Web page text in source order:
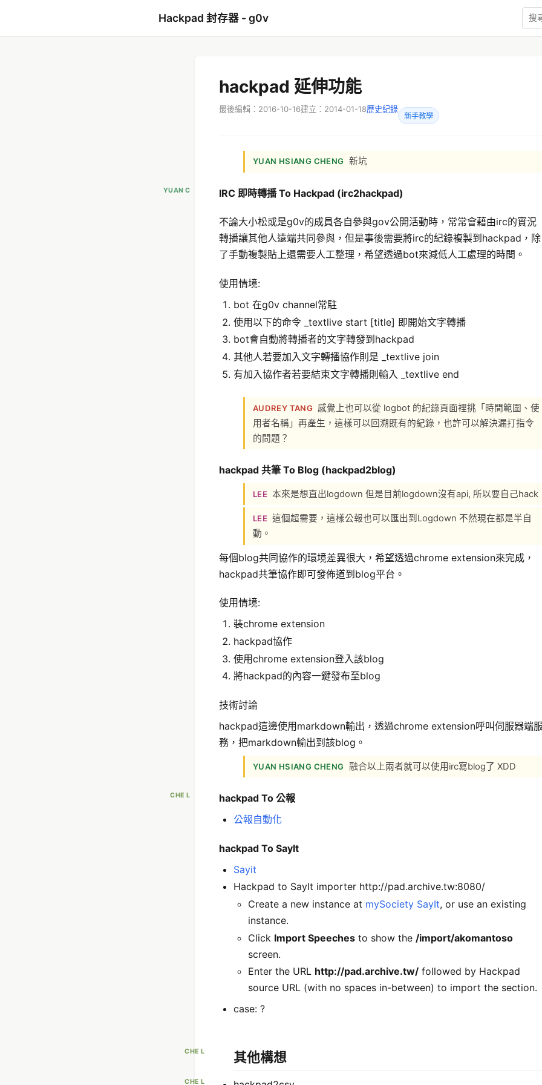
Hackpad 封存器 - g0v
hackpad 延伸功能
最後編輯：2016-10-16建立：2014-01-18歷史紀錄
新手教學
YUAN HSIANG CHENG 新坑
YUAN C IRC 即時轉播 To Hackpad (irc2hackpad)
不論大小松或是g0v的成員各自參與gov公開活動時，常常會藉由irc的實況
轉播讓其他人遠端共同參與，但是事後需要將irc的紀錄複製到hackpad，除
了手動複製貼上還需要人工整理，希望透過bot來減低人工處理的時間。
使用情境:
bot 在g0v channel常駐
使用以下的命令 _textlive start [title] 即開始文字轉播
bot會自動將轉播者的文字轉發到hackpad
其他人若要加入文字轉播協作則是 _textlive join
有加入協作者若要結束文字轉播則輸入 _textlive end
AUDREY TANG 感覺上也可以從 logbot 的紀錄頁面裡挑「時間範圍、使
用者名稱」再產生，這樣可以回溯既有的紀錄，也許可以解決漏打指令
的問題？
hackpad 共筆 To Blog (hackpad2blog)
LEE 本來是想直出logdown 但是目前logdown沒有api, 所以要自己hack
LEE 這個超需要，這樣公報也可以匯出到Logdown 不然現在都是半自
動。
每個blog共同協作的環境差異很大，希望透過chrome extension來完成，
hackpad共筆協作即可發佈道到blog平台。
使用情境:
裝chrome extension
hackpad協作
使用chrome extension登入該blog
將hackpad的內容一鍵發布至blog
技術討論
hackpad這邊使用markdown輸出，透過chrome extension呼叫伺服器端服
務，把markdown輸出到該blog。
YUAN HSIANG CHENG 融合以上兩者就可以使用irc寫blog了 XDD
CHE L
hackpad To 公報
公報自動化
hackpad To SayIt
Sayit
Hackpad to SayIt importer http://pad.archive.tw:8080/
Create a new instance at mySociety SayIt, or use an existing
instance.
Click Import Speeches to show the /import/akomantoso
screen.
Enter the URL http://pad.archive.tw/ followed by Hackpad
source URL (with no spaces in-between) to import the section.
case: ?
CHE L 其他構想
CHE L